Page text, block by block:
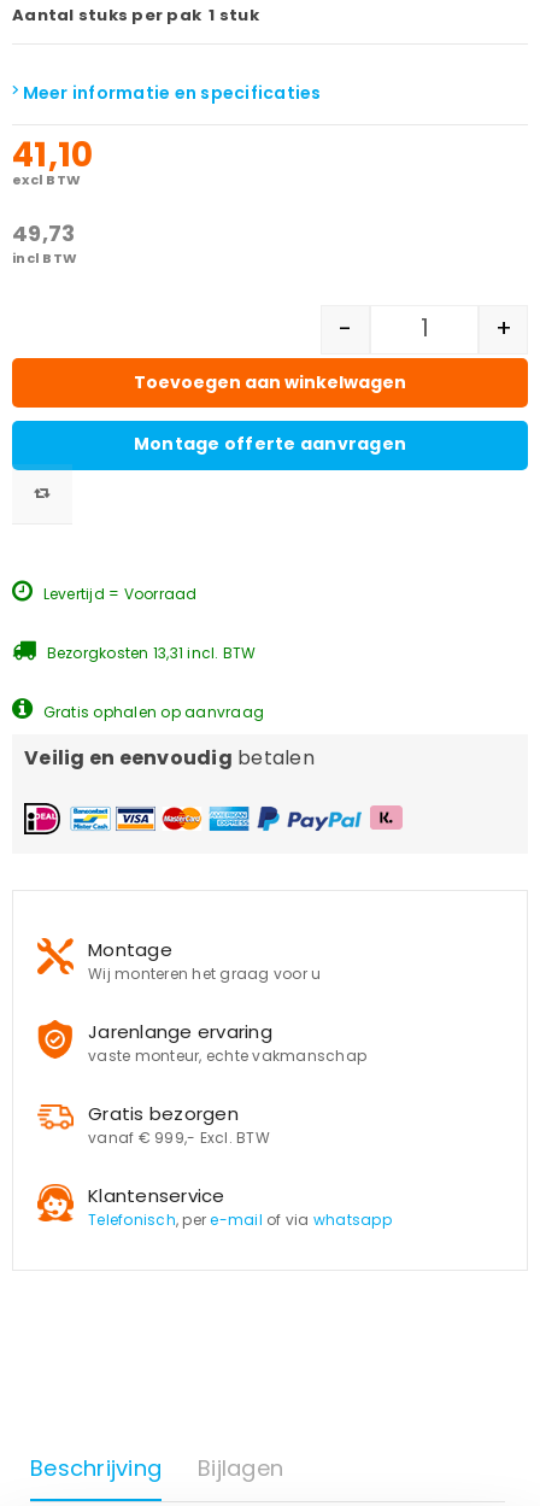
Aantal stuks per pak 1 stuk
Meer informatie en specificaties
41,10
excl BTW
49,73
incl BTW
- +
Toevoegen aan winkelwagen
Montage offerte aanvragen
Levertijd = Voorraad
Bezorgkosten 13,31 incl. BTW
Gratis ophalen op aanvraag
Veilig en eenvoudig betalen
Montage
Wij monteren het graag voor u
Jarenlange ervaring
vaste monteur, echte vakmanschap
Gratis bezorgen
vanaf € 999,- Excl. BTW
Klantenservice
Telefonisch, pere-mail of via whatsapp
Beschrijving Bijlagen